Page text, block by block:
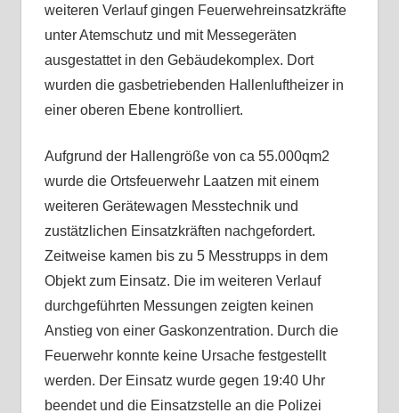
weiteren Verlauf gingen Feuerwehreinsatzkräfte
unter Atemschutz und mit Messegeräten
ausgestattet in den Gebäudekomplex. Dort
wurden die gasbetriebenden Hallenluftheizer in
einer oberen Ebene kontrolliert.
Aufgrund der Hallengröße von ca 55.000qm2
wurde die Ortsfeuerwehr Laatzen mit einem
weiteren Gerätewagen Messtechnik und
zustätzlichen Einsatzkräften nachgefordert.
Zeitweise kamen bis zu 5 Messtrupps in dem
Objekt zum Einsatz. Die im weiteren Verlauf
durchgeführten Messungen zeigten keinen
Anstieg von einer Gaskonzentration. Durch die
Feuerwehr konnte keine Ursache festgestellt
werden. Der Einsatz wurde gegen 19:40 Uhr
beendet und die Einsatzstelle an die Polizei